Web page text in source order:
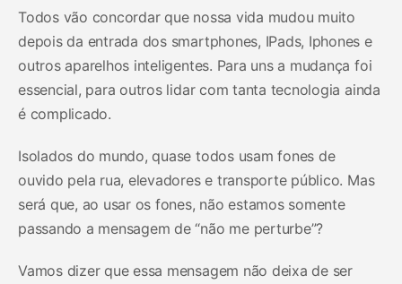
Todos vão concordar que nossa vida mudou muito
depois da entrada dos smartphones, IPads, Iphones e
outros aparelhos inteligentes. Para uns a mudança foi
essencial, para outros lidar com tanta tecnologia ainda
é complicado.
Isolados do mundo, quase todos usam fones de
ouvido pela rua, elevadores e transporte público. Mas
será que, ao usar os fones, não estamos somente
passando a mensagem de “não me perturbe”?
Vamos dizer que essa mensagem não deixa de ser